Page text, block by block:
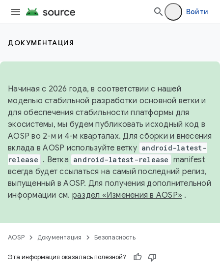
Войти
ДОКУМЕНТАЦИЯ
Начиная с 2026 года, в соответствии с нашей
моделью стабильной разработки основной ветки и
для обеспечения стабильности платформы для
экосистемы, мы будем публиковать исходный код в
AOSP во 2-м и 4-м кварталах. Для сборки и внесения
вклада в AOSP используйте ветку android-latest-
release . Ветка android-latest-release manifest
всегда будет ссылаться на самый последний релиз,
выпущенный в AOSP. Для получения дополнительной
информации см. раздел «Изменения в AOSP» .
AOSP Документация Безопасность
Эта информация оказалась полезной?